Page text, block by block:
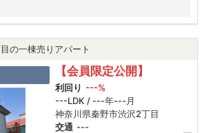
の一棟売りアパート
【会員限定公開】
利回り ---%
---LDK / ---年---月
神奈川県秦野市渋沢2丁目
交通 ---